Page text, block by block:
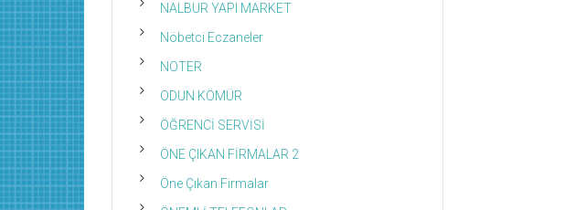
NALBUR YAPI MARKET
Nöbetci Eczaneler
NOTER
ODUN KÖMÜR
ÖĞRENCİ SERVİSİ
ÖNE ÇIKAN FİRMALAR 2
Öne Çıkan Firmalar